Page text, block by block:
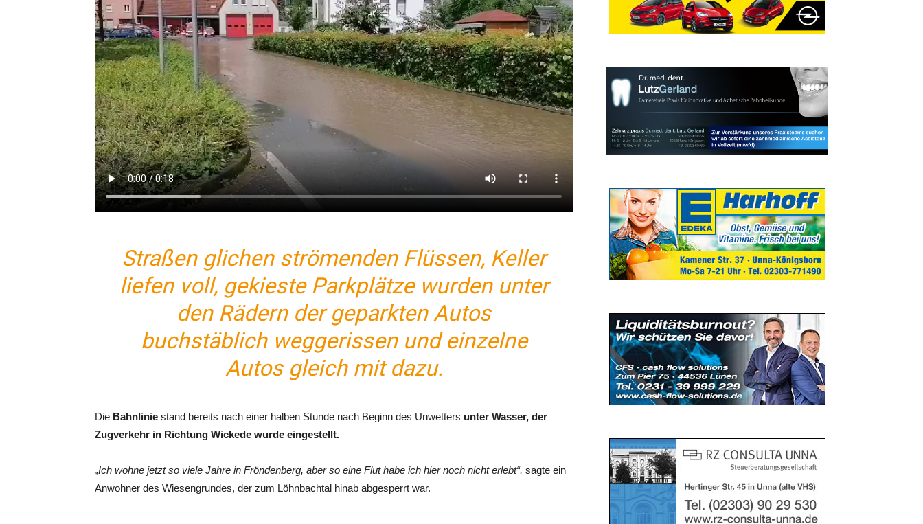
Straßen glichen strömenden Flüssen, Keller
liefen voll, gekieste Parkplätze wurden unter
den Rädern der geparkten Autos
buchstäblich weggerissen und einzelne
Autos gleich mit dazu.
Die Bahnlinie stand bereits nach einer halben Stunde nach Beginn des Unwetters unter Wasser, der
Zugverkehr in Richtung Wickede wurde eingestellt.
„Ich wohne jetzt so viele Jahre in Fröndenberg, aber so eine Flut habe ich hier noch nicht erlebt“, sagte ein
Anwohner des Wiesengrundes, der zum Löhnbachtal hinab abgesperrt war.